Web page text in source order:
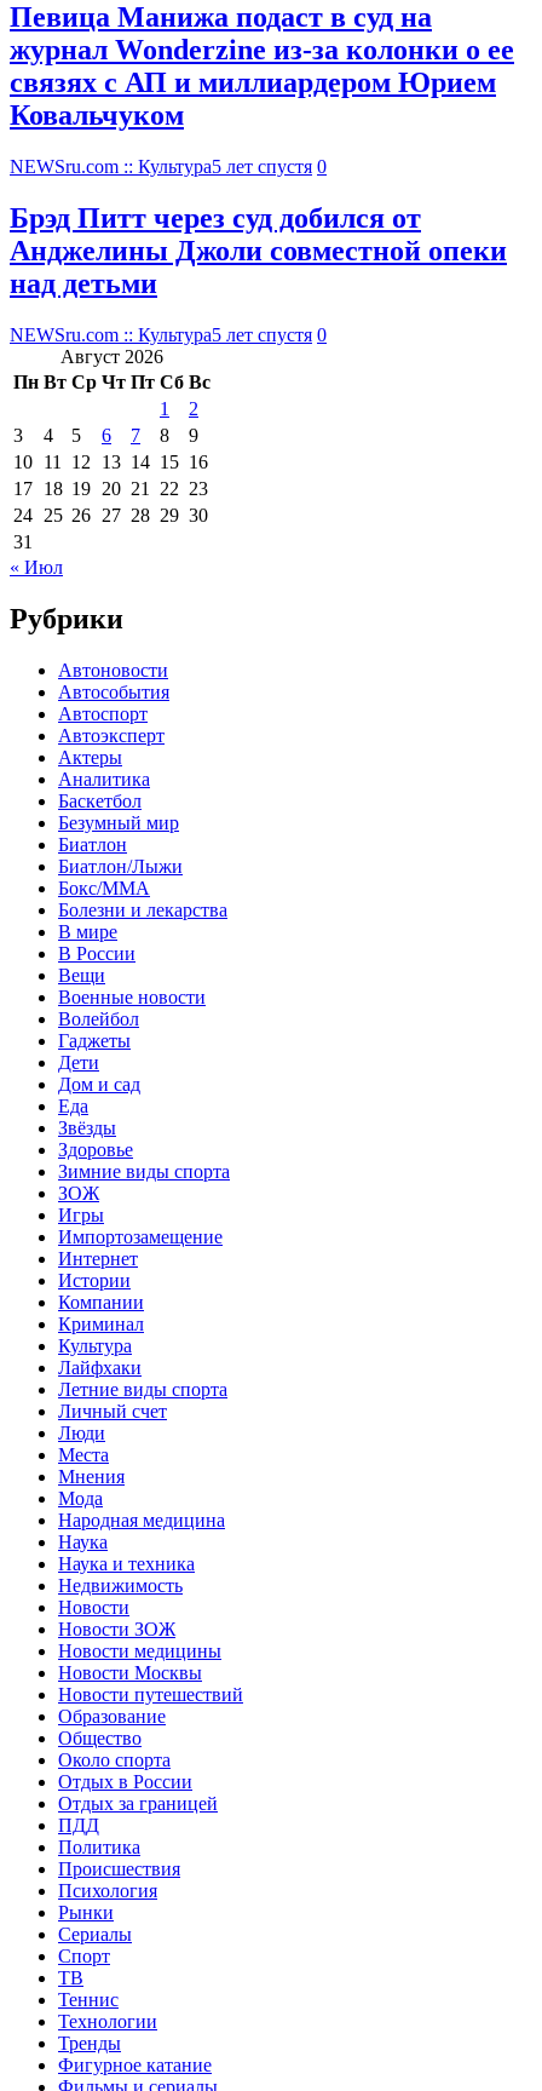
Певица Манижа подаст в суд на
журнал Wonderzine из-за колонки о ее
связях с АП и миллиардером Юрием
Ковальчуком
NEWSru.com :: Культура5 лет спустя 0
Брэд Питт через суд добился от
Анджелины Джоли совместной опеки
над детьми
NEWSru.com :: Культура5 лет спустя 0
Август 2026
Пн Вт Ср Чт Пт Сб Вс
1
2
3
4 5 6 7 8
9
10 11 12 13 14 15 16
17 18 19 20 21 22 23
24 25 26 27 28 29 30
31
« Июл
Рубрики
Автоновости
Автособытия
Автоспорт
Автоэксперт
Актеры
Аналитика
Баскетбол
Безумный мир
Биатлон
Биатлон/Лыжи
Бокс/MMA
Болезни и лекарства
В мире
В России
Вещи
Военные новости
Волейбол
Гаджеты
Дети
Дом и сад
Еда
Звёзды
Здоровье
Зимние виды спорта
ЗОЖ
Игры
Импортозамещение
Интернет
Истории
Компании
Криминал
Культура
Лайфхаки
Летние виды спорта
Личный счет
Люди
Места
Мнения
Мода
Народная медицина
Наука
Наука и техника
Недвижимость
Новости
Новости ЗОЖ
Новости медицины
Новости Москвы
Новости путешествий
Образование
Общество
Около спорта
Отдых в России
Отдых за границей
ПДД
Политика
Происшествия
Психология
Рынки
Сериалы
Спорт
ТВ
Теннис
Технологии
Тренды
Фигурное катание
Фильмы и сериалы